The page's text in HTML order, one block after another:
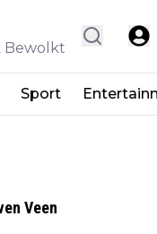
Bewolkt
Sport
Veen